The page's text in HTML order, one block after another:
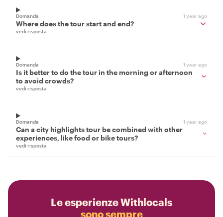
Domanda 1 year ago
Where does the tour start and end?
vedi risposta
Domanda 1 year ago
Is it better to do the tour in the morning or afternoon
to avoid crowds?
vedi risposta
Domanda 1 year ago
Can a city highlights tour be combined with other
experiences, like food or bike tours?
vedi risposta
Le esperienze Withlocals
sono sempre